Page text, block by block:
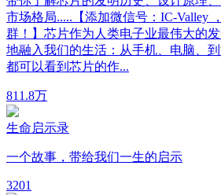
市场格局.....【添加微信号：IC-Valley
群！】芯片作为人类电子业最伟大的
地融入我们的生活：从手机、电脑、
都可以看到芯片的作...
81 1.8万
生命启示录
一个故事，带给我们一生的启示
3201